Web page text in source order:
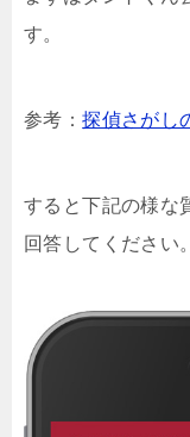
す。
参考：探偵さがし
すると下記の様な
回答してください。